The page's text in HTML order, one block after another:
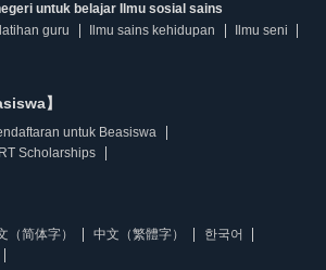
untuk belajar Ilmu sosial sains
guru
Ilmu sains kehidupan
Ilmu seni
】
untuk Beasiswa
Scholarships
（简体字） 中文（繁體字）
한국어